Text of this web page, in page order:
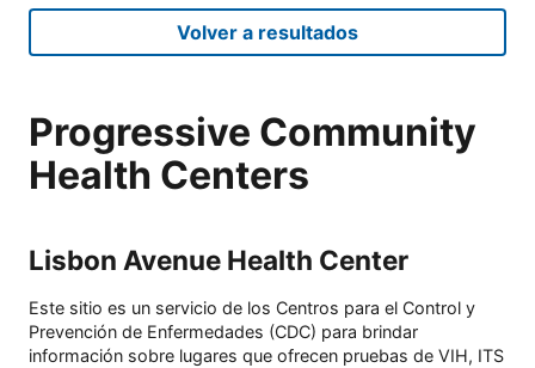
Volver a resultados
Progressive Community
Health Centers
Lisbon Avenue Health Center
Este sitio es un servicio de los Centros para el Control y
Prevención de Enfermedades (CDC) para brindar
información sobre lugares que ofrecen pruebas de VIH, ITS